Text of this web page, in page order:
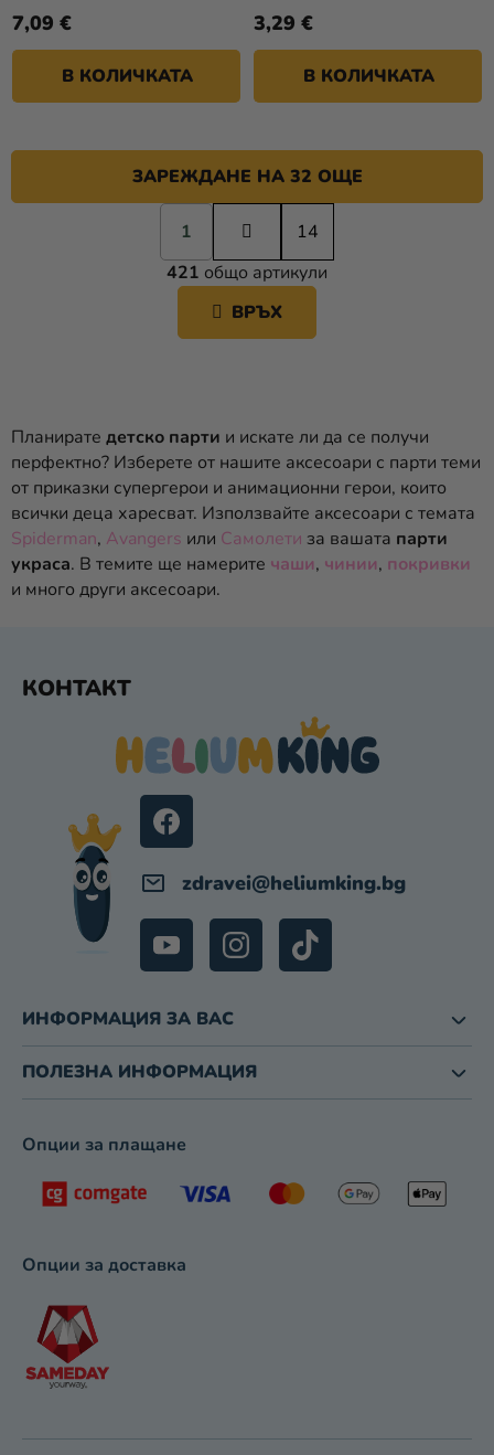
7,09 €
В КОЛИЧКАТА
3,29 €
В КОЛИЧКАТА
К
О
Н
Т
И
Е
Л
Е
М
Е
З
Б
А
Е
ЗАРЕЖДАНЕ НА 32 ОЩЕ
П
а
г
и
а
ц
1
14
421 общо артикули
ВРЪХ
Планирате детско парти и искате ли да се получи
перфектно? Изберете от нашите аксесоари с парти теми
от приказки супергерои и анимационни герои, които
всички деца харесват. Използвайте аксесоари с темата
Spiderman, Avangers или Самолети за вашата парти
украса. В темите ще намерите чаши, чинии, покривки
и много други аксесоари.
КОНТАКТ
zdravei@heliumking.bg
ИНФОРМАЦИЯ ЗА ВАС
ПОЛЕЗНА ИНФОРМАЦИЯ
Опции за плащане
Опции за доставка